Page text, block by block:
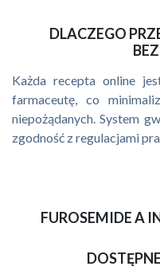
DLACZEGO
Każda recepta online
farmaceutę, co
niepożądanych. System
zgodność z regulacjami
FUROSEMIDE A